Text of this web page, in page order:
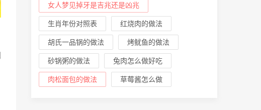
女人梦见掉牙是吉兆还是凶兆
生肖年份对照表 红烧肉的做法
胡氏一品锅的做法 烤鱿鱼的做法
砂锅粥的做法 兔肉怎么做好吃
肉松面包的做法 草莓酱怎么做